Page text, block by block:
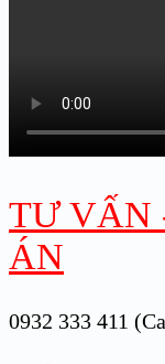
TƯ VẤN
ÁN
0932 333 411